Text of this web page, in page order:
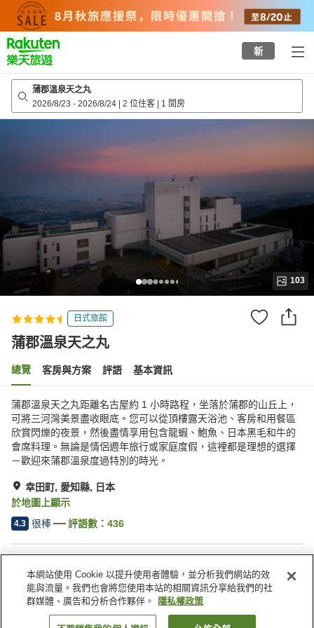
top
page
新
蒲郡溫泉天之丸
2026/8/23 - 2026/8/24 | 2 位住客 | 1 間房
103
日式旅館
蒲郡溫泉天之丸
總覽 客房與方案 評語 基本資訊
蒲郡溫泉天之丸距離名古屋約 1 小時路程，坐落於蒲郡的山丘上，
可將三河灣美景盡收眼底。您可以從頂樓露天浴池、客房和用餐區
欣賞閃爍的夜景，然後盡情享用包含龍蝦、鮑魚、日本黑毛和牛的
會席料理。無論是情侶週年旅行或家庭度假，這裡都是理想的選擇
－歡迎來蒲郡溫泉度過特別的時光。
幸田町, 愛知縣, 日本
於地圖上顯示
4.3 很棒 評語數： 436
停車場
岩盤浴
三溫暖
Spa／美容沙龍
本網站使用 Cookie 以提升使用者體驗，並分析我們網站的效
能與流量。我們也會將您使用本站的相關資訊分享給我們的社
群媒體、廣告和分析合作夥伴。
隱私權政策